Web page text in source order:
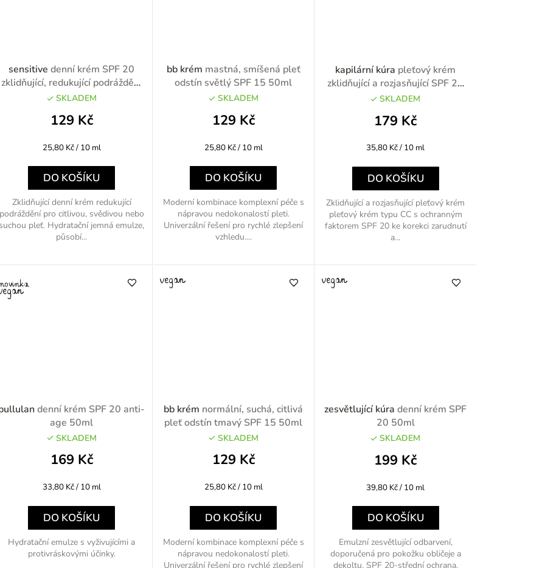
sensitivedenní krém SPF 20
zklidňující, redukující podráždění
50ml
SKLADEM
129 Kč
Měrná
25,80 Kč / 10 ml
DO KOŠÍKU
Zklidňující denní krém redukující
podráždění pro citlivou, svědivou nebo
suchou pleť. Hydratační jemná emulze,
působí...
bb krém mastná, smíšená pleť
odstín světlý SPF 15 50ml
SKLADEM
129 Kč
Měrná
25,80 Kč / 10 ml
DO KOŠÍKU
Moderní kombinace komplexní péče s
nápravou nedokonalostí pleti.
Univerzální řešení pro rychlé zlepšení
vzhledu....
kapilární kúra pleťový krém
zklidňující a rozjasňující SPF 20
50ml
SKLADEM
179 Kč
Měrná
35,80 Kč / 10 ml
DO KOŠÍKU
Zklidňující a rozjasňující pleťový krém
pleťový krém typu CC s ochranným
faktorem SPF 20 ke korekci zarudnutí
a...
denní krém SPF 20 anti-
age 50ml
SKLADEM
169 Kč
Měrná
33,80 Kč / 10 ml
DO KOŠÍKU
Hydratační emulze s vyživujícími a
protivráskovými účinky.
bb krém normální, suchá, citlivá
pleť odstín tmavý SPF 15 50ml
SKLADEM
129 Kč
Měrná
25,80 Kč / 10 ml
DO KOŠÍKU
Moderní kombinace komplexní péče s
nápravou nedokonalostí pleti.
Univerzální řešení pro rychlé zlepšení
zesvětlující kúradenní krém SPF
20 50ml
SKLADEM
199 Kč
Měrná
39,80 Kč / 10 ml
DO KOŠÍKU
Emulzní zesvětlující odbarvení,
doporučená pro pokožku obličeje a
dekoltu. SPF 20-střední ochrana.